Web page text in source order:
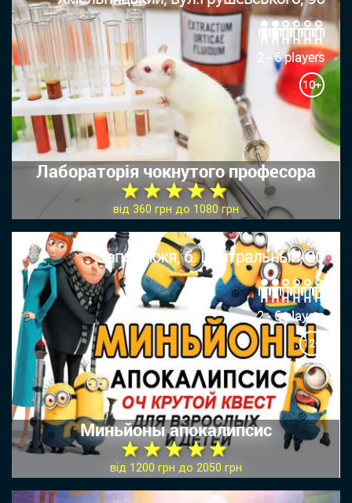
2 - 6 players
10+
Лабораторія чокнутого професора
★ ★ ★ ★ ★
від 360 грн до 1080 грн
Запоріжжя, б. Центральный, 20
2 - 6 players
12+
Миньйоны апокалипсис
★ ★ ★ ★ ★
від 1200 грн до 2050 грн